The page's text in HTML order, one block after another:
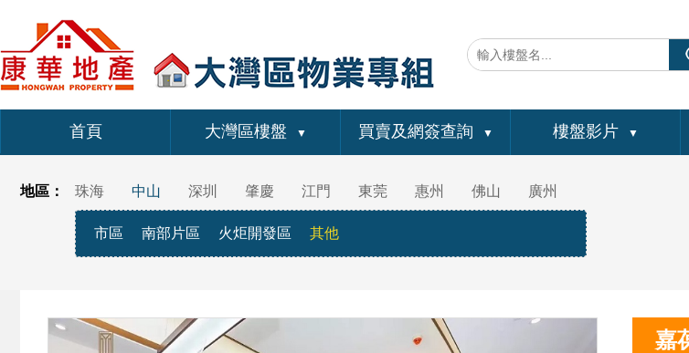
首頁 大灣區樓盤 ▼ 買賣及網簽查詢 ▼ 樓盤影片 ▼
地區： 珠海 中山
市區 南部片區 火炬開發區 其他
深圳 肇慶 江門 東莞 惠州 佛山 廣州
嘉